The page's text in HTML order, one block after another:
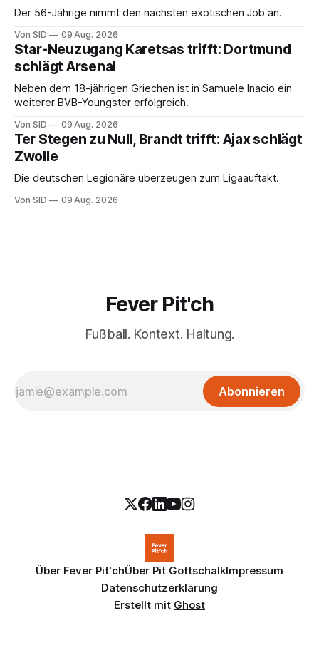
Der 56-Jährige nimmt den nächsten exotischen Job an.
Von SID 09 Aug. 2026
Star-Neuzugang Karetsas trifft: Dortmund
schlägt Arsenal
Neben dem 18-jährigen Griechen ist in Samuele Inacio ein
weiterer BVB-Youngster erfolgreich.
Von SID 09 Aug. 2026
Ter Stegen zu Null, Brandt trifft: Ajax schlägt
Zwolle
Die deutschen Legionäre überzeugen zum Ligaauftakt.
Von SID 09 Aug. 2026
Fever Pit'ch
Fußball. Kontext. Haltung.
Abonnieren
Über Fever Pit'chÜber Pit GottschalkImpressum
Datenschutzerklärung
Erstellt mit Ghost